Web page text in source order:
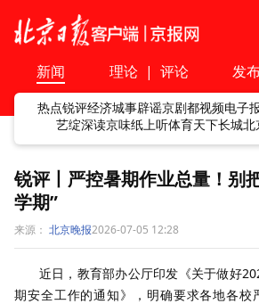
新闻 理论 | 评论 发
热点锐评经济城事辟谣京剧都视频电子
艺绽深读京味纸上听体育天下长城北
锐评丨严控暑期作业总量！别
学期”
来源： 北京晚报2026-07-05 12:28
近日，教育部办公厅印发《关于做好
期安全工作的通知》，明确要求各地各校